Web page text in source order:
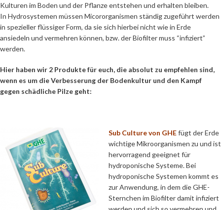
Kulturen im Boden und der Pflanze entstehen und erhalten bleiben.
In Hydrosystemen müssen Micororganismen ständig zugeführt werden
in spezieller flüssiger Form, da sie sich hierbei nicht wie in Erde
ansiedeln und vermehren können, bzw. der Biofilter muss “infiziert”
werden.
Hier haben wir 2 Produkte für euch, die absolut zu empfehlen sind,
wenn es um die Verbesserung der Bodenkultur und den Kampf
gegen schädliche Pilze geht:
Sub Culture von GHEfügt der Erde
wichtige Mikroorganismen zu und ist
hervorragend geeignet für
hydroponische Systeme. Bei
hydroponische Systemen kommt es
zur Anwendung, in dem die GHE-
Sternchen im Biofilter damit infiziert